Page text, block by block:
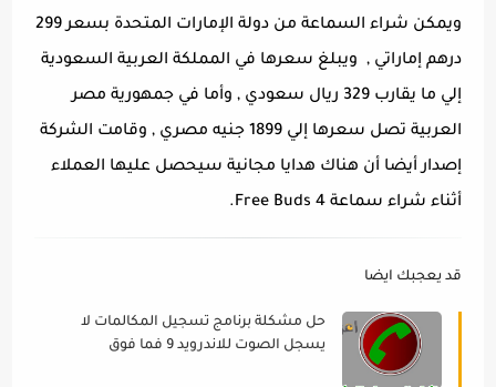
ويمكن شراء السماعة من دولة الإمارات المتحدة بسعر 299
درهم إماراتي , ويبلغ سعرها في المملكة العربية السعودية
إلي ما يقارب 329 ريال سعودي , وأما في جمهورية مصر
العربية تصل سعرها إلي 1899 جنيه مصري , وقامت الشركة
إصدار أيضا أن هناك هدايا مجانية سيحصل عليها العملاء
أثناء شراء سماعة Free Buds 4.
قد يعجبك ايضا
حل مشكلة برنامج تسجيل المكالمات لا
يسجل الصوت للاندرويد 9 فما فوق